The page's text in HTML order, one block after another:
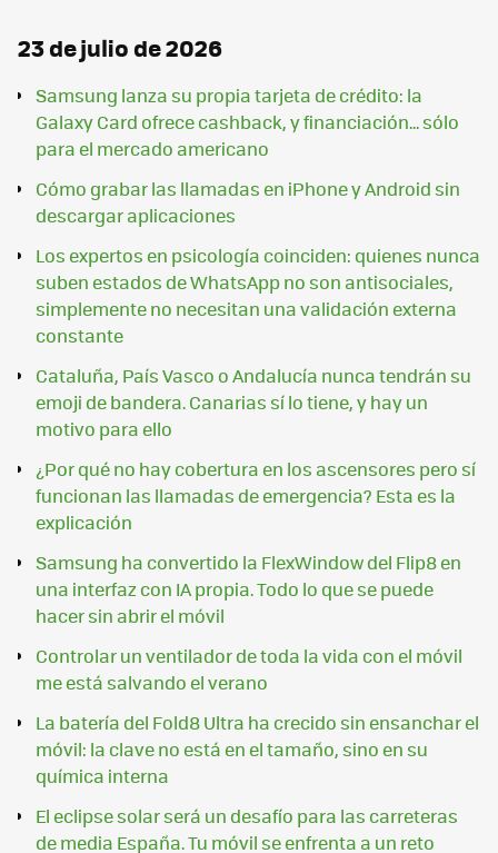
23 de julio de 2026
Samsung lanza su propia tarjeta de crédito: la
Galaxy Card ofrece cashback, y financiación... sólo
para el mercado americano
Cómo grabar las llamadas en iPhone y Android sin
descargar aplicaciones
Los expertos en psicología coinciden: quienes nunca
suben estados de WhatsApp no son antisociales,
simplemente no necesitan una validación externa
constante
Cataluña, País Vasco o Andalucía nunca tendrán su
emoji de bandera. Canarias sí lo tiene, y hay un
motivo para ello
¿Por qué no hay cobertura en los ascensores pero sí
funcionan las llamadas de emergencia? Esta es la
explicación
Samsung ha convertido la FlexWindow del Flip8 en
una interfaz con IA propia. Todo lo que se puede
hacer sin abrir el móvil
Controlar un ventilador de toda la vida con el móvil
me está salvando el verano
La batería del Fold8 Ultra ha crecido sin ensanchar el
móvil: la clave no está en el tamaño, sino en su
química interna
El eclipse solar será un desafío para las carreteras
de media España. Tu móvil se enfrenta a un reto